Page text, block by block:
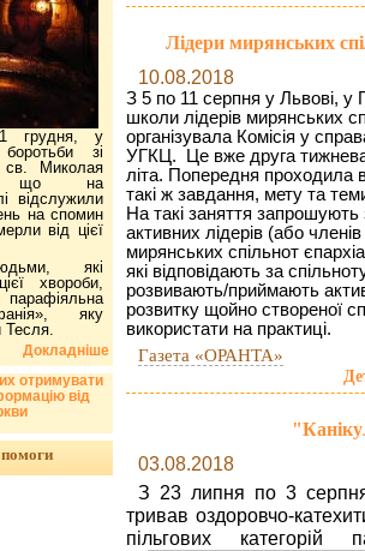
Лідери мирянських
10.08.2018
З 5 по 11 серпня у Львові, у
школи лідерів мирянських
організувала Комісія у
УГКЦ. Це вже друга
літа. Попередня проходила
такі ж завдання, мету та
На такі заняття запрошують
активних лідерів (або
мирянських спільнот
які відповідають за
розвивають/приймають
розвитку щойно створеної
використати на практиці.
Газета «ОРАНТА»
03.08.2018
З 23 липня по 3
тривав оздоровчо-
пільгових категорій
грудня, у
зі
Миколая
що на
відслужили
на спомин
від цієї
які
хвороби,
яку
Докладніше
отримувати
від